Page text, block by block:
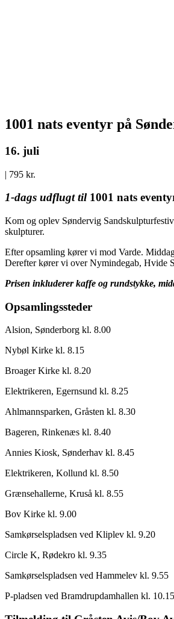
1001 nats eventyr på
16. juli
| 795 kr.
1-dags udflugt til 1001 nats
Kom og oplev Søndervig
skulpturer.
Efter opsamling kører vi mod Varde.
Derefter kører vi over Nymindegab, Hvide
Prisen inkluderer kaffe og rundstykke,
Opsamlingssteder
Alsion, Sønderborg kl. 8.00
Nybøl Kirke kl. 8.15
Broager Kirke kl. 8.20
Elektrikeren, Egernsund kl. 8.25
Ahlmannsparken, Gråsten kl. 8.30
Bageren, Rinkenæs kl. 8.40
Annies Kiosk, Sønderhav kl. 8.45
Elektrikeren, Kollund kl. 8.50
Grænsehallerne, Kruså kl. 8.55
Bov Kirke kl. 9.00
Samkørselspladsen ved Kliplev kl. 9.20
Circle K, Rødekro kl. 9.35
Samkørselspladsen ved Hammelev kl. 9.55
P-pladsen ved Bramdrupdamhallen kl. 10.15